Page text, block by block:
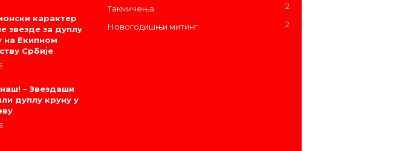
карактер
звезде за дуплу
на Екипном
Србије
наш! – Звездаши
дуплу круну у
Такмичења 2
Новогодишњи митинг 2